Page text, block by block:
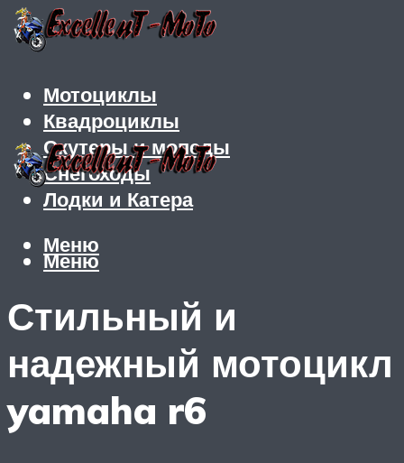
Мотоциклы
Квадроциклы
Скутеры и мопеды
Снегоходы
Лодки и Катера
Меню
Меню
Стильный и
надежный мотоцикл
yamaha r6